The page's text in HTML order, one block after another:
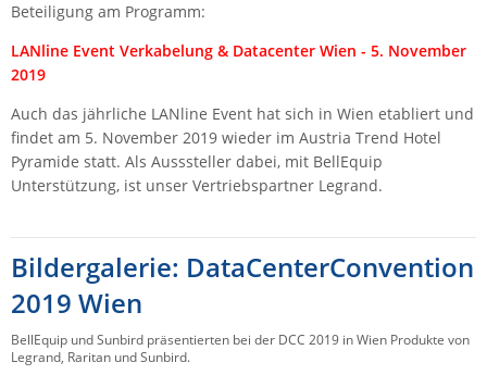
Moxa
Netio
Panorama Antennas
PatchSee
Power Kingdom
Poynting
Riello UPS
Server Technology
SIRIO Antenne
Beteiligung am Programm:
LANline Event Verkabelung & Datacenter Wien - 5. November
2019
Auch das jährliche LANline Event hat sich in Wien etabliert und
findet am 5. November 2019 wieder im Austria Trend Hotel
Pyramide statt. Als Ausssteller dabei, mit BellEquip
Unterstützung, ist unser Vertriebspartner Legrand.
Bildergalerie: DataCenterConvention
2019 Wien
BellEquip und Sunbird präsentierten bei der DCC 2019 in Wien Produkte von
Legrand, Raritan und Sunbird.